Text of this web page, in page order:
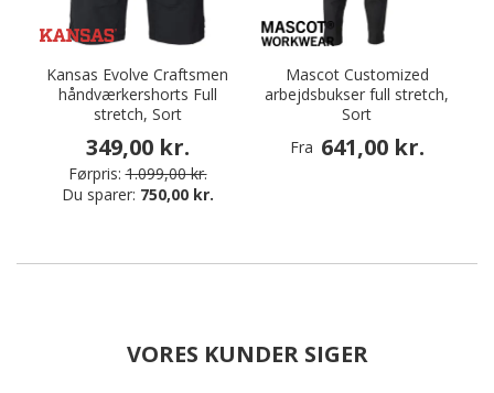
Kansas Evolve Craftsmen
håndværkershorts Full
stretch, Sort
349,00 kr.
Førpris: 1.099,00 kr.
Du sparer: 750,00 kr.
Mascot Customized
arbejdsbukser full stretch,
Sort
Fra 641,00 kr.
VORES KUNDER SIGER